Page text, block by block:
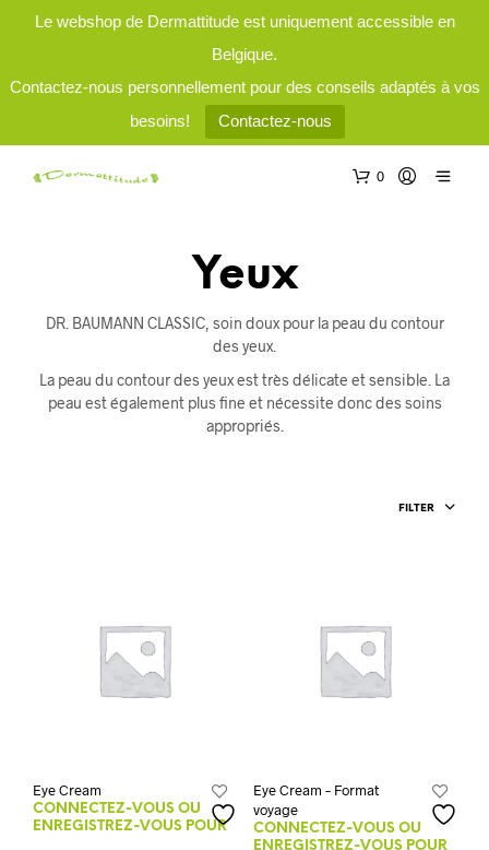
Le webshop de Dermattitude est uniquement accessible en
Belgique.
Contactez-nous personnellement pour des conseils adaptés à vos
besoins!
Contactez-nous
0
Yeux
DR. BAUMANN CLASSIC, soin doux pour la peau du contour
des yeux.
La peau du contour des yeux est très délicate et sensible. La
peau est également plus fine et nécessite donc des soins
appropriés.
FILTER
Eye Cream
CONNECTEZ-VOUS OU
ENREGISTREZ-VOUS POUR
Eye Cream – Format
voyage
CONNECTEZ-VOUS OU
ENREGISTREZ-VOUS POUR